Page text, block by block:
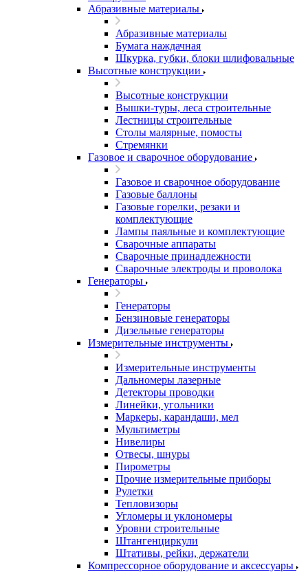
Абразивные материалы
Абразивные материалы
Бумага наждачная
Шкурка, губки, блоки шлифовальные
Высотные конструкции
Высотные конструкции
Вышки-туры, леса строительные
Лестницы строительные
Столы малярные, помосты
Стремянки
Газовое и сварочное оборудование
Газовое и сварочное оборудование
Газовые баллоны
Газовые горелки, резаки и
комплектующие
Лампы паяльные и комплектующие
Сварочные аппараты
Сварочные принадлежности
Сварочные электроды и проволока
Генераторы
Генераторы
Бензиновые генераторы
Дизельные генераторы
Измерительные инструменты
Измерительные инструменты
Дальномеры лазерные
Детекторы проводки
Линейки, угольники
Маркеры, карандаши, мел
Мультиметры
Нивелиры
Отвесы, шнуры
Пирометры
Прочие измерительные приборы
Рулетки
Тепловизоры
Угломеры и уклономеры
Уровни строительные
Штангенциркули
Штативы, рейки, держатели
Компрессорное оборудование и аксессуары